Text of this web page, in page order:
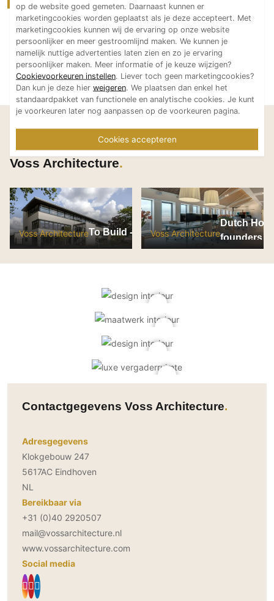
Laat je inspireren
Bekijk meer projecten van
Voss Architecture
Voss ArchitectureTo Build - GeldropVoss Architecture
Dutch
founders
Contactgegevens Voss Architecture
Adresgegevens
Klokgebouw 247
5617AC Eindhoven
NL
Bereikbaar via
+31 (0)40 2920507
mail@vossarchitecture.nl
www.vossarchitecture.com
Social media
op de website goed gemeten. Daarnaast kunnen er
marketingcookies worden geplaatst als je deze accepteert. Met
marketingcookies kunnen wij de ervaring op onze website
persoonlijker en meer gestroomlijnd maken. We kunnen je
namelijk nuttige advertenties laten zien en zo je ervaring
persoonlijker maken. Meer informatie of je keuze wijzigen?
Cookievoorkeuren instellen. Liever toch geen marketingcookies?
Dan kun je deze hier weigeren. We plaatsen dan enkel het
standaardpakket van functionele en analytische cookies. Je kunt
je voorkeuren later nog aanpassen op de voorkeuren pagina.
Cookies accepteren